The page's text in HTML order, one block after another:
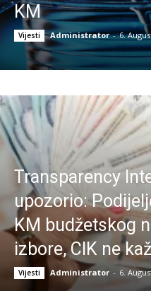
KM
Vijesti Administrator - 6.
Transparency
upozorio:
KM budžetskog
izbore, CIK ne
Vijesti Administrator - 6.